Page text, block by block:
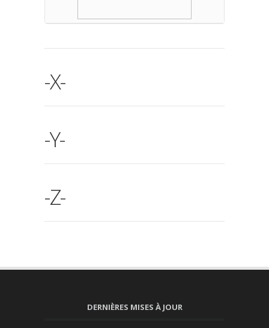
-X-
-Y-
-Z-
DERNIÈRES MISES À JOUR